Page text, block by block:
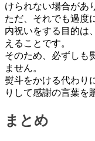
けられない場合があ
ただ、それでも過度
内祝いをする目的は
えることです。
そのため、必ずしも
ません。
熨斗をかける代わり
りして感謝の言葉を
まとめ